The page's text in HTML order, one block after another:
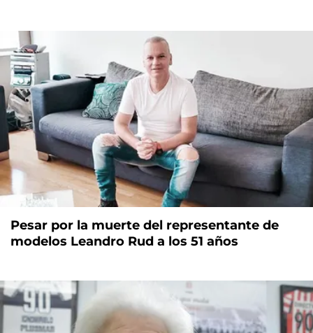
Pesar por la muerte del representante de
modelos Leandro Rud a los 51 años